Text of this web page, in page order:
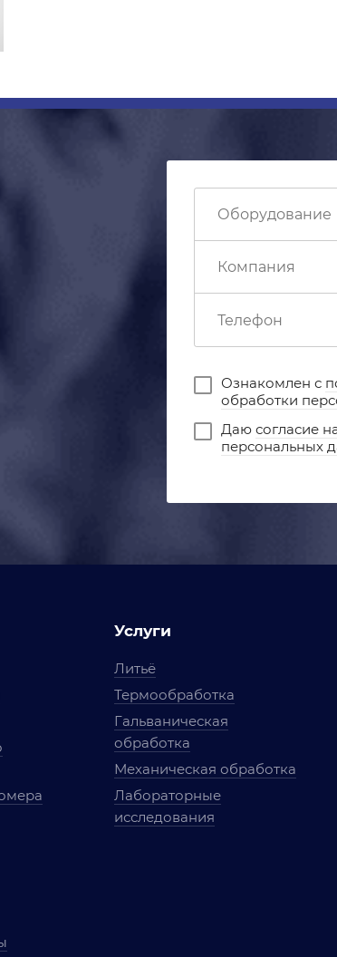
Ознакомлен с
обработки
Даю согласие
персональных
Услуги
Литьё
Термообработка
Гальваническая
обработка
Механическая обработка
Лабораторные
исследования